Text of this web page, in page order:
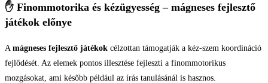
✋ Finommotorika és kézügyesség – mágneses fejlesztő
játékok előnye
A mágneses fejlesztő játékok célzottan támogatják a kéz-szem koordináció
fejlődését. Az elemek pontos illesztése fejleszti a finommotorikus
mozgásokat, ami később például az írás tanulásánál is hasznos.